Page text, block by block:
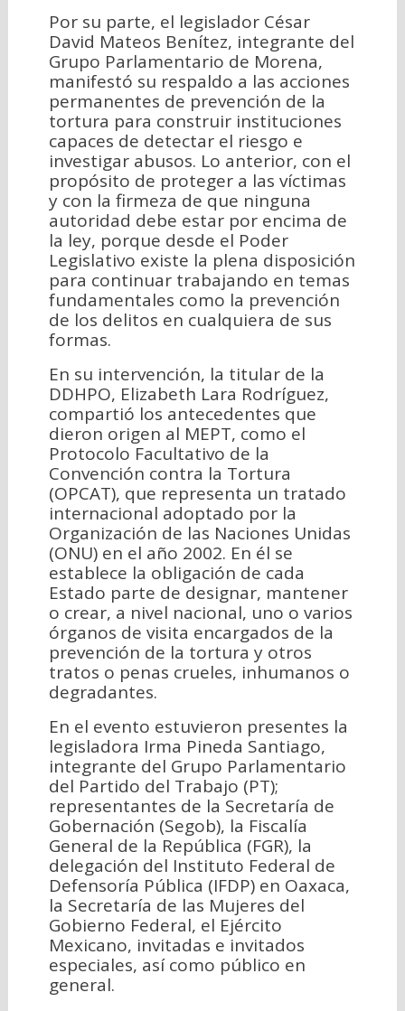
Por su parte, el legislador César
David Mateos Benítez, integrante del
Grupo Parlamentario de Morena,
manifestó su respaldo a las acciones
permanentes de prevención de la
tortura para construir instituciones
capaces de detectar el riesgo e
investigar abusos. Lo anterior, con el
propósito de proteger a las víctimas
y con la firmeza de que ninguna
autoridad debe estar por encima de
la ley, porque desde el Poder
Legislativo existe la plena disposición
para continuar trabajando en temas
fundamentales como la prevención
de los delitos en cualquiera de sus
formas.
En su intervención, la titular de la
DDHPO, Elizabeth Lara Rodríguez,
compartió los antecedentes que
dieron origen al MEPT, como el
Protocolo Facultativo de la
Convención contra la Tortura
(OPCAT), que representa un tratado
internacional adoptado por la
Organización de las Naciones Unidas
(ONU) en el año 2002. En él se
establece la obligación de cada
Estado parte de designar, mantener
o crear, a nivel nacional, uno o varios
órganos de visita encargados de la
prevención de la tortura y otros
tratos o penas crueles, inhumanos o
degradantes.
En el evento estuvieron presentes la
legisladora Irma Pineda Santiago,
integrante del Grupo Parlamentario
del Partido del Trabajo (PT);
representantes de la Secretaría de
Gobernación (Segob), la Fiscalía
General de la República (FGR), la
delegación del Instituto Federal de
Defensoría Pública (IFDP) en Oaxaca,
la Secretaría de las Mujeres del
Gobierno Federal, el Ejército
Mexicano, invitadas e invitados
especiales, así como público en
general.